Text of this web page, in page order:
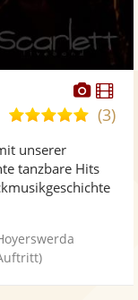
5,0
Sternen
(3)
unserer
tanzbare Hits